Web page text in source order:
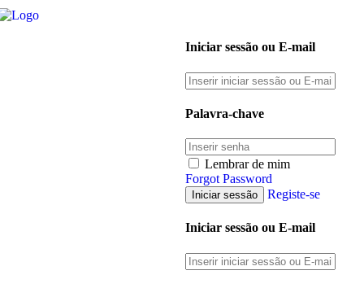
Iniciar sessão ou E-mail
Palavra-chave
Lembrar de mim
Forgot Password
Registe-se
Iniciar sessão ou E-mail